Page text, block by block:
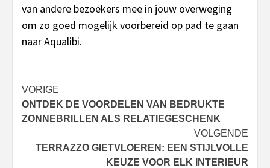
van andere bezoekers mee in jouw overweging
om zo goed mogelijk voorbereid op pad te gaan
naar Aqualibi.
Bericht
navigatie
VORIGE
ONTDEK DE VOORDELEN VAN BEDRUKTE
ZONNEBRILLEN ALS RELATIEGESCHENK
VOLGENDE
TERRAZZO GIETVLOEREN: EEN STIJLVOLLE
KEUZE VOOR ELK INTERIEUR